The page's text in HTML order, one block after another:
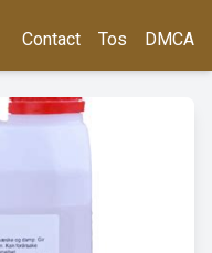
Contact Tos DMCA